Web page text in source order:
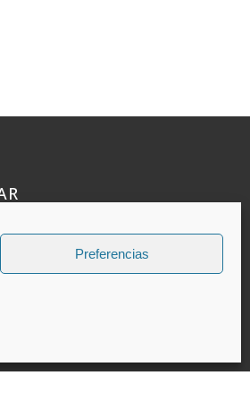
Preferencias
922